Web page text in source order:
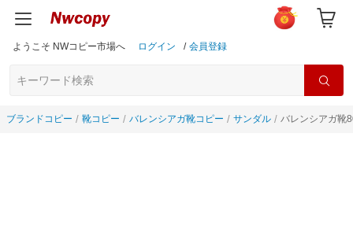
ようこそ NWコピー市場へ ログイン / 会員登録
ブランドコピー 靴コピー バレンシアガ靴コピー サンダル バレンシアガ靴